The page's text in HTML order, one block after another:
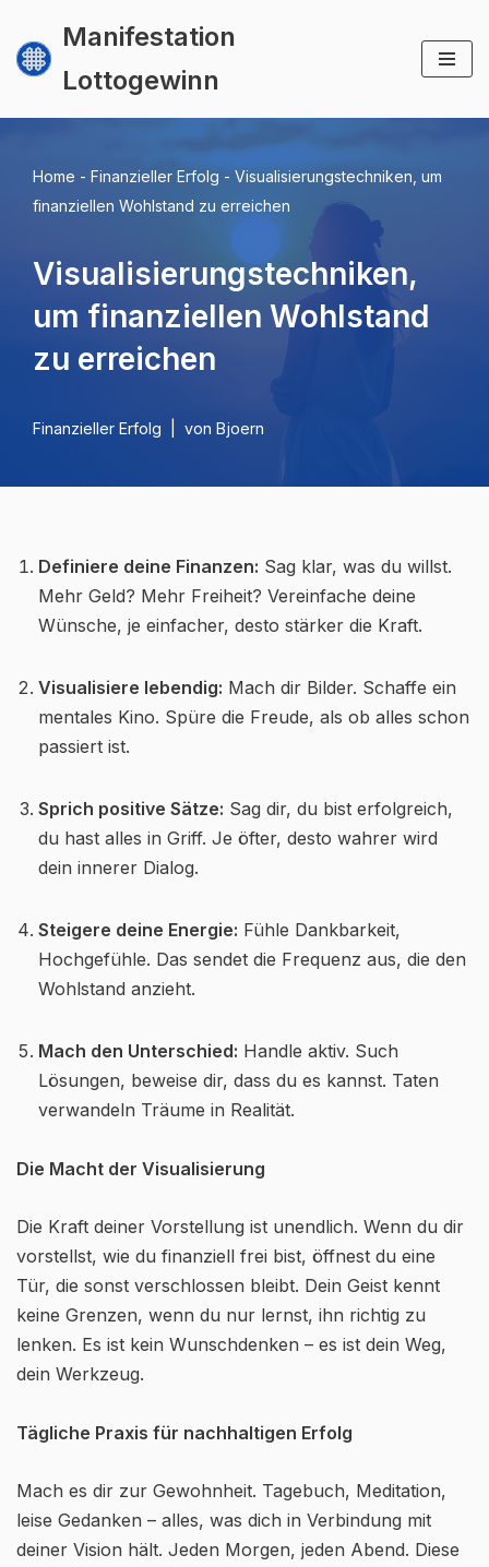
Zum
springen
Manifestation
Lottogewinn
Home - Finanzieller Erfolg - Visualisierungstechniken, um
finanziellen Wohlstand zu erreichen
Visualisierungstechniken,
um finanziellen Wohlstand
zu erreichen
Finanzieller Erfolg von Bjoern
Definiere deine Finanzen: Sag klar, was du willst.
Mehr Geld? Mehr Freiheit? Vereinfache deine
Wünsche, je einfacher, desto stärker die Kraft.
Visualisiere lebendig: Mach dir Bilder. Schaffe ein
mentales Kino. Spüre die Freude, als ob alles schon
passiert ist.
Sprich positive Sätze: Sag dir, du bist erfolgreich,
du hast alles in Griff. Je öfter, desto wahrer wird
dein innerer Dialog.
Steigere deine Energie: Fühle Dankbarkeit,
Hochgefühle. Das sendet die Frequenz aus, die den
Wohlstand anzieht.
Mach den Unterschied: Handle aktiv. Such
Lösungen, beweise dir, dass du es kannst. Taten
verwandeln Träume in Realität.
Die Macht der Visualisierung
Die Kraft deiner Vorstellung ist unendlich. Wenn du dir
vorstellst, wie du finanziell frei bist, öffnest du eine
Tür, die sonst verschlossen bleibt. Dein Geist kennt
keine Grenzen, wenn du nur lernst, ihn richtig zu
lenken. Es ist kein Wunschdenken – es ist dein Weg,
dein Werkzeug.
Tägliche Praxis für nachhaltigen Erfolg
Mach es dir zur Gewohnheit. Tagebuch, Meditation,
leise Gedanken – alles, was dich in Verbindung mit
deiner Vision hält. Jeden Morgen, jeden Abend. Diese